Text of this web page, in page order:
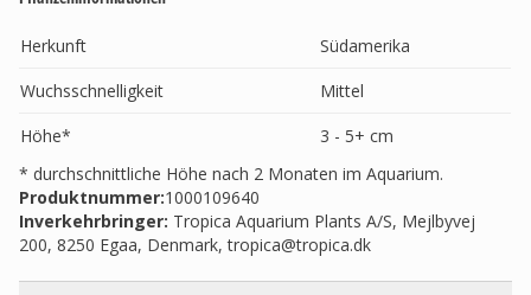
Herkunft
Südamerika
Wuchsschnelligkeit
Mittel
Höhe*
3 - 5+ cm
* durchschnittliche Höhe nach 2 Monaten im Aquarium.
Produktnummer:1000109640
Inverkehrbringer: Tropica Aquarium Plants A/S, Mejlbyvej
200, 8250 Egaa, Denmark,tropica@tropica.dk